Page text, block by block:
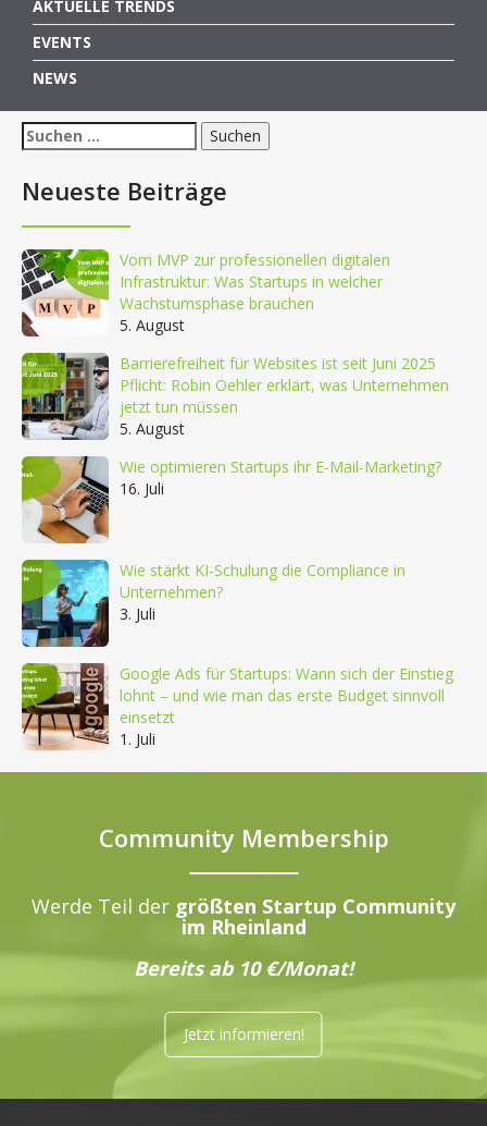
AKTUELLE TRENDS
EVENTS
NEWS
Suchen
nach:
Neueste Beiträge
Vom MVP zur professionellen digitalen
Infrastruktur: Was Startups in welcher
Wachstumsphase brauchen
5. August
Barrierefreiheit für Websites ist seit Juni 2025
Pflicht: Robin Oehler erklärt, was Unternehmen
jetzt tun müssen
5. August
Wie optimieren Startups ihr E-Mail-Marketing?
16. Juli
Wie stärkt KI-Schulung die Compliance in
Unternehmen?
3. Juli
Google Ads für Startups: Wann sich der Einstieg
lohnt – und wie man das erste Budget sinnvoll
einsetzt
1. Juli
Community Membership
Werde Teil der größten Startup Community
im Rheinland
Bereits ab 10 €/Monat!
Jetzt informieren!